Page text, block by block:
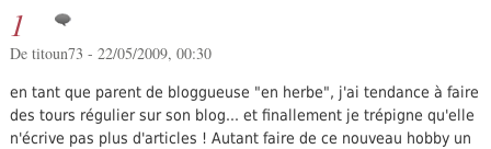
1
De titoun73 - 22/05/2009, 00:30
en tant que parent de bloggueuse "en herbe", j'ai tendance à faire
des tours régulier sur son blog... et finallement je trépigne qu'elle
n'écrive pas plus d'articles ! Autant faire de ce nouveau hobby un